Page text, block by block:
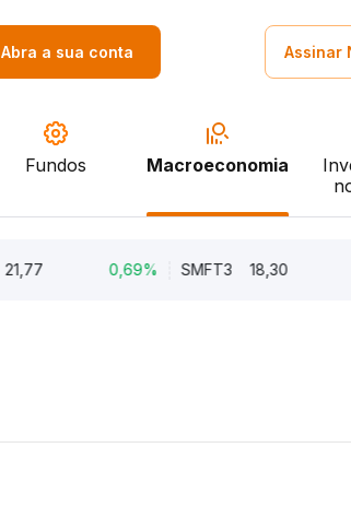
Abra a sua conta Assinar
Fundos Macroeconomia
0,69% SMFT3 18,30 -8,22%